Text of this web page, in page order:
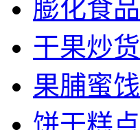
膨化食品
干果炒货
果脯蜜饯